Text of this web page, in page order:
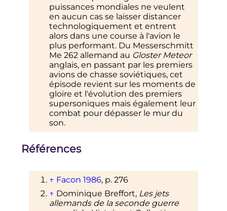
puissances mondiales ne veulent
en aucun cas se laisser distancer
technologiquement et entrent
alors dans une course à l'avion le
plus performant. Du Messerschmitt
Me 262 allemand au Gloster Meteor
anglais, en passant par les premiers
avions de chasse soviétiques, cet
épisode revient sur les moments de
gloire et l'évolution des premiers
supersoniques mais également leur
combat pour dépasser le mur du
son.
Références
↑ Facon 1986, p. 276
↑ Dominique Breffort, Les jets
allemands de la seconde guerre